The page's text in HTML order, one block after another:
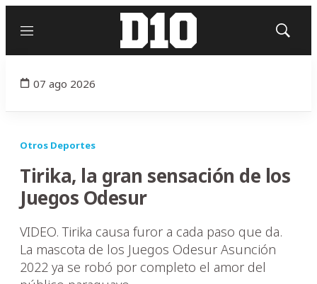
Menú
Mostrar
07 ago 2026
Otros Deportes
Tirika, la gran sensación de los
Juegos Odesur
VIDEO. Tirika causa furor a cada paso que da.
La mascota de los Juegos Odesur Asunción
2022 ya se robó por completo el amor del